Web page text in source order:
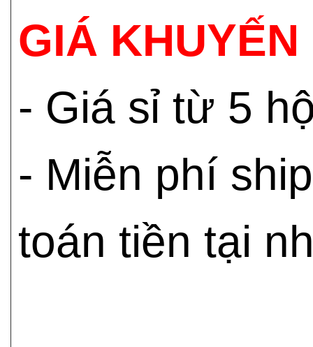
GIÁ
- Giá sỉ từ 5
- Miễn phí
toán tiền tại